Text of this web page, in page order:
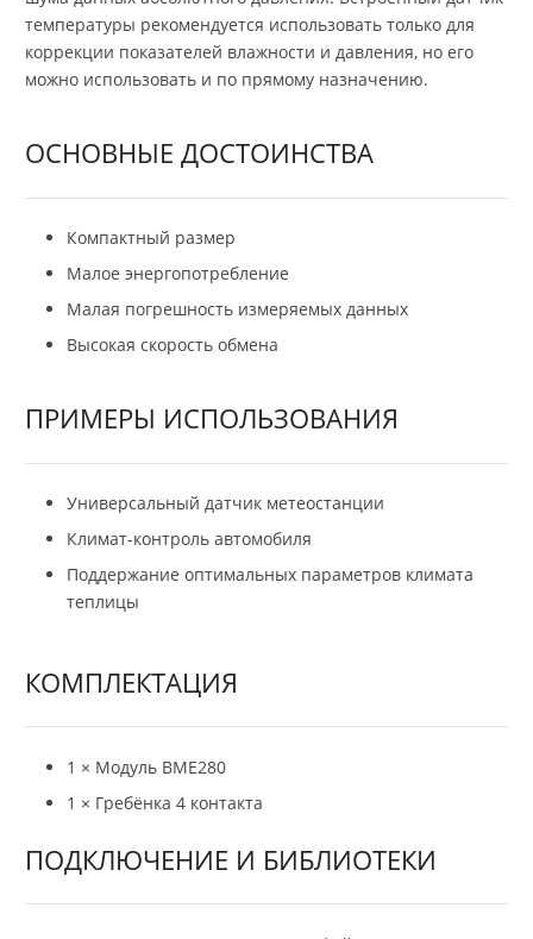
температуры рекомендуется использовать только для
коррекции показателей влажности и давления, но его
можно использовать и по прямому назначению.
ОСНОВНЫЕ ДОСТОИНСТВА
Компактный размер
Малое энергопотребление
Малая погрешность измеряемых данных
Высокая скорость обмена
ПРИМЕРЫ ИСПОЛЬЗОВАНИЯ
Универсальный датчик метеостанции
Климат-контроль автомобиля
Поддержание оптимальных параметров климата
теплицы
КОМПЛЕКТАЦИЯ
1 × Модуль BME280
1 × Гребёнка 4 контакта
ПОДКЛЮЧЕНИЕ И БИБЛИОТЕКИ